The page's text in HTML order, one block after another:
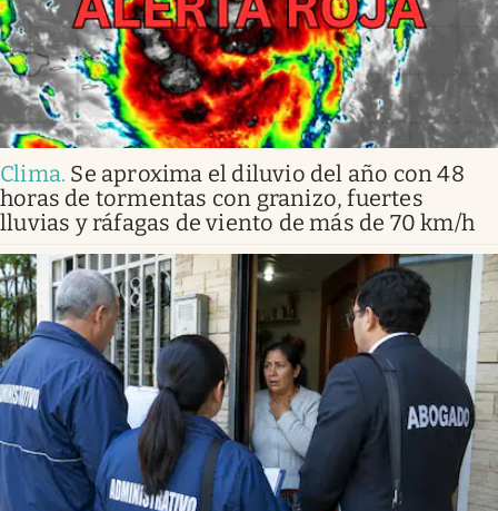
Clima. Se aproxima el diluvio del año con 48
horas de tormentas con granizo, fuertes
lluvias y ráfagas de viento de más de 70 km/h